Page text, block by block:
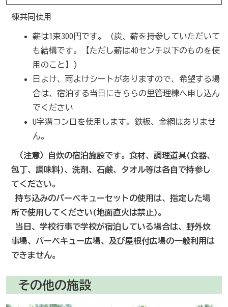
棟共同使用
薪は1束300円です。 (炭、薪を持参していただいて
も結構です。【ただし薪は40センチ以下のものを使
用のこと】)
日よけ、雨よけシートがありますので、希望する場
合は、宿泊する当日にきららの里管理棟へ申し込ん
でください
U字溝コンロを使用します。鉄板、金網はありませ
ん。
（注意）
自炊の宿泊施設です。食材、調理道具(食器、
包丁、調味料)、洗剤、石鹸、タオル等は各自で持参し
てください。
持ち込みのバーベキューセットの使用は、指定した場
所で使用してください(地面直火は禁止)。
当日、学校行事で学校が宿泊している場合は、野外炊
事場、バーベキュー広場、及び屋根付広場の一般利用は
できません。
その他の施設